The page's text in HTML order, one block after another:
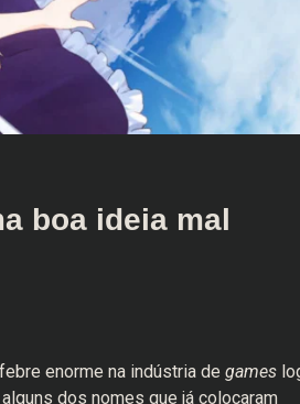
boa ideia mal
enorme na indústria de games
dos nomes que já colocaram